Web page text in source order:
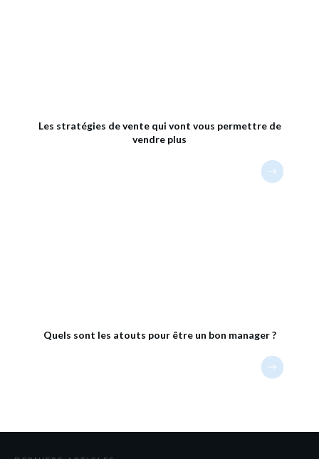
Les stratégies de vente qui vont vous permettre de
vendre plus
Quels sont les atouts pour être un bon manager ?